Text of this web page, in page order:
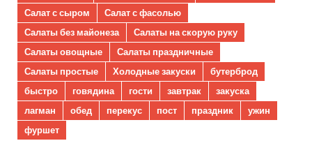
Салат с сыром
Салат с фасолью
Салаты без майонеза
Салаты на скорую руку
Салаты овощные
Салаты праздничные
Салаты простые
Холодные закуски
бутерброд
быстро
говядина гости завтрак
закуска
лагман
обед перекус пост праздник
ужин
фуршет